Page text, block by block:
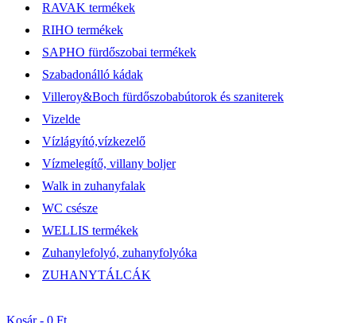
RAVAK termékek
RIHO termékek
SAPHO fürdőszobai termékek
Szabadonálló kádak
Villeroy&Boch fürdőszobabútorok és szaniterek
Vizelde
Vízlágyító,vízkezelő
Vízmelegítő, villany boljer
Walk in zuhanyfalak
WC csésze
WELLIS termékek
Zuhanylefolyó, zuhanyfolyóka
ZUHANYTÁLCÁK